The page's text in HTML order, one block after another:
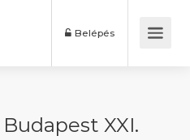
Belépés
XXI.